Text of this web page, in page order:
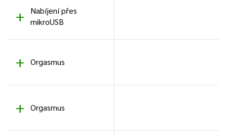
Nabíjení přes
mikroUSB
Orgasmus
Orgasmus